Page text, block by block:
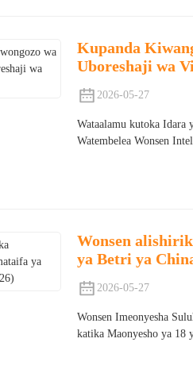
Kupanda
Uboreshaji wa
2026-05-27
Wataalamu kutoka Idara
Watembelea Wonsen
Wonsen
ya Betri ya
2026-05-27
Wonsen Imeonyesha
katika Maonyesho ya 18